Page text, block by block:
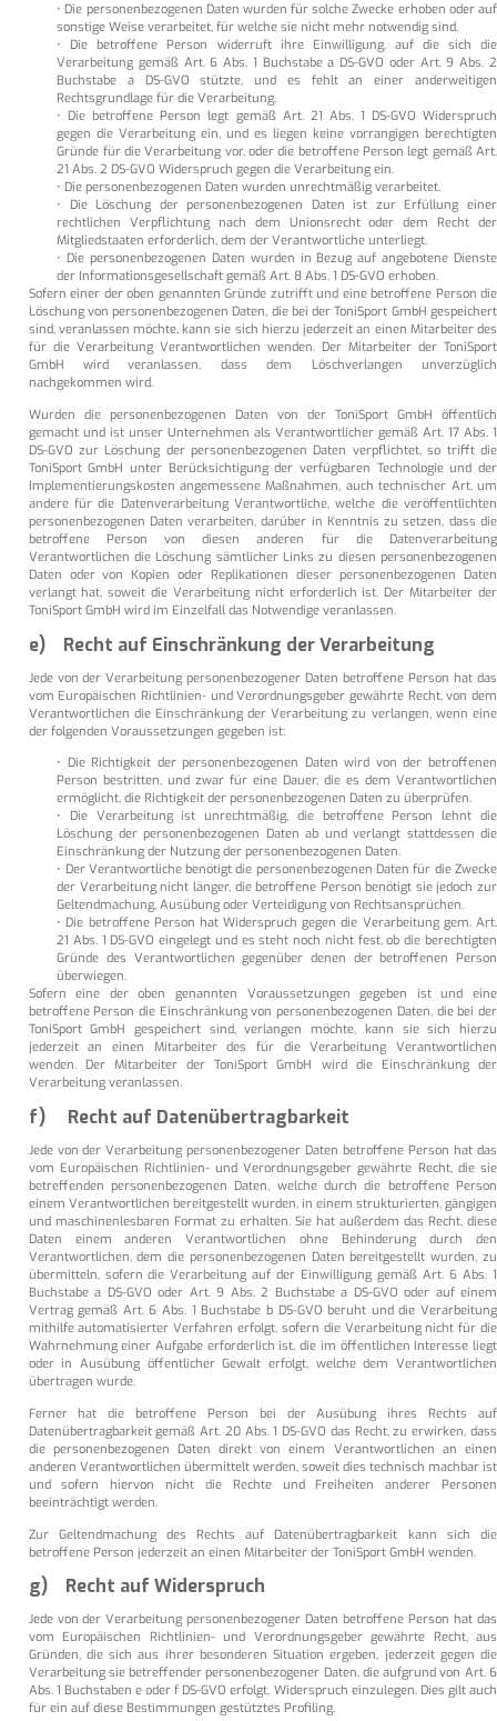
• Die personenbezogenen Daten wurden für solche Zwecke erhoben oder auf
sonstige Weise verarbeitet, für welche sie nicht mehr notwendig sind.
• Die betroffene Person widerruft ihre Einwilligung, auf die sich die
Verarbeitung gemäß Art. 6 Abs. 1 Buchstabe a DS-GVO oder Art. 9 Abs. 2
Buchstabe a DS-GVO stützte, und es fehlt an einer anderweitigen
Rechtsgrundlage für die Verarbeitung.
• Die betroffene Person legt gemäß Art. 21 Abs. 1 DS-GVO Widerspruch
gegen die Verarbeitung ein, und es liegen keine vorrangigen berechtigten
Gründe für die Verarbeitung vor, oder die betroffene Person legt gemäß Art.
21 Abs. 2 DS-GVO Widerspruch gegen die Verarbeitung ein.
• Die personenbezogenen Daten wurden unrechtmäßig verarbeitet.
• Die Löschung der personenbezogenen Daten ist zur Erfüllung einer
rechtlichen Verpflichtung nach dem Unionsrecht oder dem Recht der
Mitgliedstaaten erforderlich, dem der Verantwortliche unterliegt.
• Die personenbezogenen Daten wurden in Bezug auf angebotene Dienste
der Informationsgesellschaft gemäß Art. 8 Abs. 1 DS-GVO erhoben.
Sofern einer der oben genannten Gründe zutrifft und eine betroffene Person die
Löschung von personenbezogenen Daten, die bei der ToniSport GmbH gespeichert
sind, veranlassen möchte, kann sie sich hierzu jederzeit an einen Mitarbeiter des
für die Verarbeitung Verantwortlichen wenden. Der Mitarbeiter der ToniSport
GmbH wird veranlassen, dass dem Löschverlangen unverzüglich
nachgekommen wird.
Wurden die personenbezogenen Daten von der ToniSport GmbH öffentlich
gemacht und ist unser Unternehmen als Verantwortlicher gemäß Art. 17 Abs. 1
DS-GVO zur Löschung der personenbezogenen Daten verpflichtet, so trifft die
ToniSport GmbH unter Berücksichtigung der verfügbaren Technologie und der
Implementierungskosten angemessene Maßnahmen, auch technischer Art, um
andere für die Datenverarbeitung Verantwortliche, welche die veröffentlichten
personenbezogenen Daten verarbeiten, darüber in Kenntnis zu setzen, dass die
betroffene Person von diesen anderen für die Datenverarbeitung
Verantwortlichen die Löschung sämtlicher Links zu diesen personenbezogenen
Daten oder von Kopien oder Replikationen dieser personenbezogenen Daten
verlangt hat, soweit die Verarbeitung nicht erforderlich ist. Der Mitarbeiter der
ToniSport GmbH wird im Einzelfall das Notwendige veranlassen.
e) Recht auf Einschränkung der Verarbeitung
Jede von der Verarbeitung personenbezogener Daten betroffene Person hat das
vom Europäischen Richtlinien- und Verordnungsgeber gewährte Recht, von dem
Verantwortlichen die Einschränkung der Verarbeitung zu verlangen, wenn eine
der folgenden Voraussetzungen gegeben ist:
• Die Richtigkeit der personenbezogenen Daten wird von der betroffenen
Person bestritten, und zwar für eine Dauer, die es dem Verantwortlichen
ermöglicht, die Richtigkeit der personenbezogenen Daten zu überprüfen.
• Die Verarbeitung ist unrechtmäßig, die betroffene Person lehnt die
Löschung der personenbezogenen Daten ab und verlangt stattdessen die
Einschränkung der Nutzung der personenbezogenen Daten.
• Der Verantwortliche benötigt die personenbezogenen Daten für die Zwecke
der Verarbeitung nicht länger, die betroffene Person benötigt sie jedoch zur
Geltendmachung, Ausübung oder Verteidigung von Rechtsansprüchen.
• Die betroffene Person hat Widerspruch gegen die Verarbeitung gem. Art.
21 Abs. 1 DS-GVO eingelegt und es steht noch nicht fest, ob die berechtigten
Gründe des Verantwortlichen gegenüber denen der betroffenen Person
überwiegen.
Sofern eine der oben genannten Voraussetzungen gegeben ist und eine
betroffene Person die Einschränkung von personenbezogenen Daten, die bei der
ToniSport GmbH gespeichert sind, verlangen möchte, kann sie sich hierzu
jederzeit an einen Mitarbeiter des für die Verarbeitung Verantwortlichen
wenden. Der Mitarbeiter der ToniSport GmbH wird die Einschränkung der
Verarbeitung veranlassen.
f) Recht auf Datenübertragbarkeit
Jede von der Verarbeitung personenbezogener Daten betroffene Person hat das
vom Europäischen Richtlinien- und Verordnungsgeber gewährte Recht, die sie
betreffenden personenbezogenen Daten, welche durch die betroffene Person
einem Verantwortlichen bereitgestellt wurden, in einem strukturierten, gängigen
und maschinenlesbaren Format zu erhalten. Sie hat außerdem das Recht, diese
Daten einem anderen Verantwortlichen ohne Behinderung durch den
Verantwortlichen, dem die personenbezogenen Daten bereitgestellt wurden, zu
übermitteln, sofern die Verarbeitung auf der Einwilligung gemäß Art. 6 Abs. 1
Buchstabe a DS-GVO oder Art. 9 Abs. 2 Buchstabe a DS-GVO oder auf einem
Vertrag gemäß Art. 6 Abs. 1 Buchstabe b DS-GVO beruht und die Verarbeitung
mithilfe automatisierter Verfahren erfolgt, sofern die Verarbeitung nicht für die
Wahrnehmung einer Aufgabe erforderlich ist, die im öffentlichen Interesse liegt
oder in Ausübung öffentlicher Gewalt erfolgt, welche dem Verantwortlichen
übertragen wurde.
Ferner hat die betroffene Person bei der Ausübung ihres Rechts auf
Datenübertragbarkeit gemäß Art. 20 Abs. 1 DS-GVO das Recht, zu erwirken, dass
die personenbezogenen Daten direkt von einem Verantwortlichen an einen
anderen Verantwortlichen übermittelt werden, soweit dies technisch machbar ist
und sofern hiervon nicht die Rechte und Freiheiten anderer Personen
beeinträchtigt werden.
Zur Geltendmachung des Rechts auf Datenübertragbarkeit kann sich die
betroffene Person jederzeit an einen Mitarbeiter der ToniSport GmbH wenden.
g) Recht auf Widerspruch
Jede von der Verarbeitung personenbezogener Daten betroffene Person hat das
vom Europäischen Richtlinien- und Verordnungsgeber gewährte Recht, aus
Gründen, die sich aus ihrer besonderen Situation ergeben, jederzeit gegen die
Verarbeitung sie betreffender personenbezogener Daten, die aufgrund von Art. 6
Abs. 1 Buchstaben e oder f DS-GVO erfolgt, Widerspruch einzulegen. Dies gilt auch
für ein auf diese Bestimmungen gestütztes Profiling.